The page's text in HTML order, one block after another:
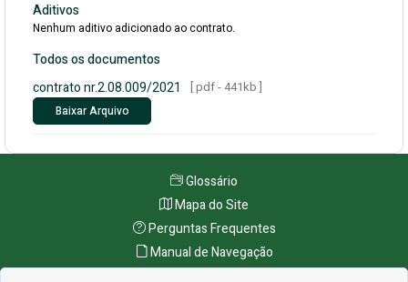
Aditivos
Nenhum aditivo adicionado ao contrato.
Todos os documentos
contrato nr.2.08.009/2021
[ pdf - 441kb ]
Baixar Arquivo
Glossário
Mapa do Site
Perguntas Frequentes
Manual de Navegação